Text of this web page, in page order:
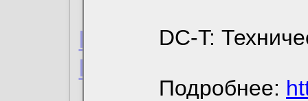
DC-T:
Подробнее:
Пользовательское
Политика